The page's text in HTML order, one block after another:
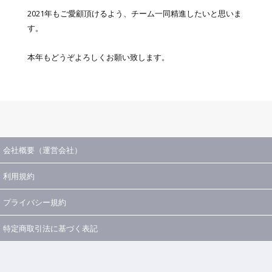
2021年もご愛顧頂けるよう、チーム一同精進したいと思いま
す。
本年もどうぞよろしくお願い致します。
会社概要（運営会社）
利用規約
プライバシー規約
特定商取引法に基づく表記